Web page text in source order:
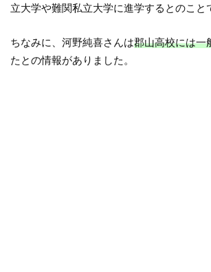
立大学や難関私立大学に進学するとのこと
ちなみに、河野純喜さんは郡山高校には一
たとの情報がありました。